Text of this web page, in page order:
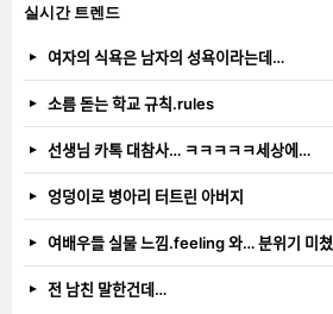
실시간 트렌드
여자의 식욕은 남자의 성욕이라는데…
소름 돋는 학교 규칙.rules
선생님 카톡 대참사… ㅋㅋㅋㅋㅋ세상에…
엉덩이로 병아리 터트린 아버지
여배우들 실물 느낌.feeling 와… 분위기
전 남친 말한건데…